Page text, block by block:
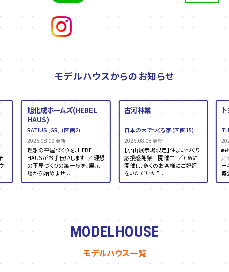
モデルハウスからのお知らせ
旭化成ホームズ(HEBEL
HAUS)
RATIUS［GR］ (区画2)
2026.08.09 更新
理想の平屋づくりを、HEBEL
HAUSがお手伝いします！／理想
の平屋づくりの第一歩を、展示
場から始めませ...
古河林業
日本の木でつくる家 (区画15)
2026.08.08 更新
【小山展示場限定】住まいづくり
応援感謝祭 開催中！／GWに
開催し、多くのお客様にご好評
をいただいた”...
🏡
ーキ
概
MODELHOUSE
モデルハウス一覧